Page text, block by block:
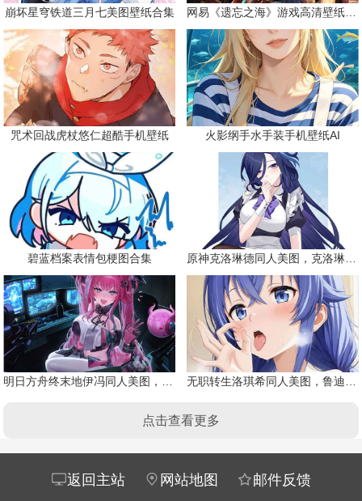
崩坏星穹铁道三月七美图壁纸合集 网易《遗忘之海》游戏高清壁纸精选
咒术回战虎杖悠仁超酷手机壁纸 火影纲手水手装手机壁纸AI
碧蓝档案表情包梗图合集 原神克洛琳德同人美图，克洛琳德战败会怎样
明日方舟终末地伊冯同人美图，粉毛恶魔伊冯 无职转生洛琪希同人美图，鲁迪的二老婆
点击查看更多
返回主站 网站地图 邮件反馈